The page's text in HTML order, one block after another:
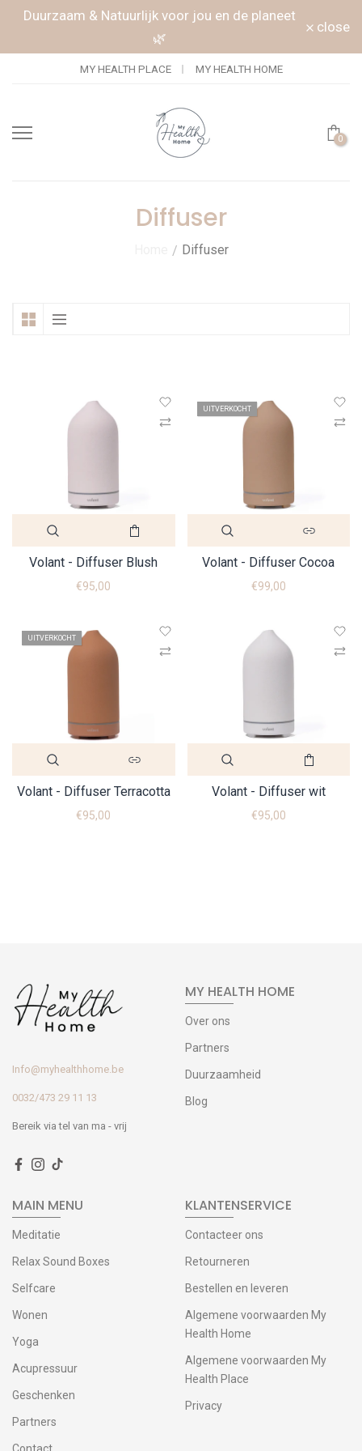
Doorgaan naar artikel
Duurzaam & Natuurlijk voor jou en de planeet
🌿
close
MY HEALTH PLACE MY HEALTH HOME
0
Diffuser
/ Diffuser
Volant - Diffuser Blush
€95,00
UITVERKOCHT
Volant - Diffuser Cocoa
€99,00
UITVERKOCHT
Volant - Diffuser Terracotta
€95,00
Volant - Diffuser wit
€95,00
Info@myhealthhome.be
0032/473 29 11 13
Bereik via tel van ma - vrij
MY HEALTH HOME
Over ons
Partners
Duurzaamheid
Blog
MAIN MENU
Meditatie
Relax Sound Boxes
Selfcare
Wonen
Yoga
Acupressuur
Geschenken
Partners
KLANTENSERVICE
Contacteer ons
Retourneren
Bestellen en leveren
Algemene voorwaarden My
Health Home
Algemene voorwaarden My
Health Place
Privacy